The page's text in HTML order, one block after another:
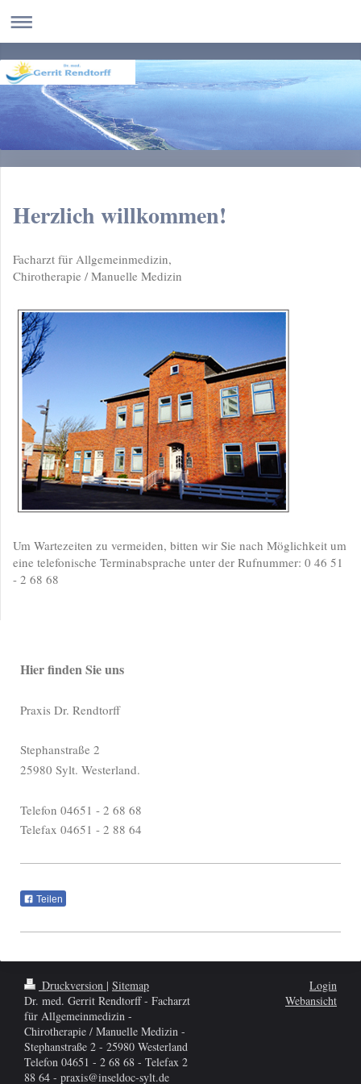
Herzlich willkommen!
Facharzt für Allgemeinmedizin,
Chirotherapie / Manuelle Medizin
Um Wartezeiten zu vermeiden, bitten wir Sie nach Möglichkeit um
eine telefonische Terminabsprache unter der Rufnummer: 0 46 51
- 2 68 68
Hier finden Sie uns
Praxis Dr. Rendtorff
Stephanstraße 2
25980 Sylt. Westerland.
Telefon 04651 - 2 68 68
Telefax 04651 - 2 88 64
Teilen
Druckversion | Sitemap
Dr. med. Gerrit Rendtorff - Facharzt
für Allgemeinmedizin -
Chirotherapie / Manuelle Medizin -
Stephanstraße 2 - 25980 Westerland
Telefon 04651 - 2 68 68 - Telefax 2
88 64 - praxis@inseldoc-sylt.de
Login
Webansicht